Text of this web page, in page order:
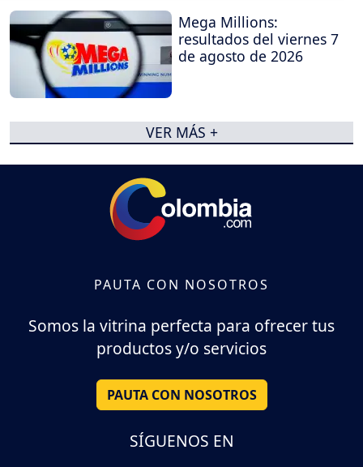
Mega Millions:
resultados del viernes 7
de agosto de 2026
VER MÁS +
PAUTA CON NOSOTROS
Somos la vitrina perfecta para ofrecer tus
productos y/o servicios
PAUTA CON NOSOTROS
SÍGUENOS EN